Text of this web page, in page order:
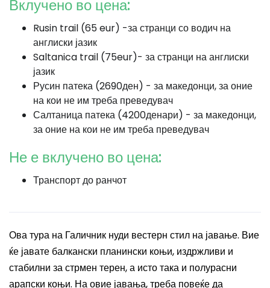
Вклучено во цена:
Rusin trail (65 eur) -за странци со водич на
англиски јазик
Saltanica trail (75eur)- за странци на англиски
јазик
Русин патека (2690ден) - за македонци, за оние
на кои не им треба преведувач
Салтаница патека (4200денари) - за македонци,
за оние на кои не им треба преведувач
Не е вклучено во цена:
Транспорт до ранчот
Ова тура на Галичник нуди вестерн стил на јавање. Вие
ќе јавате балкански планински коњи, издржливи и
стабилни за стрмен терен, а исто така и полурасни
арапски коњи. На овие јавања, треба повеќе да